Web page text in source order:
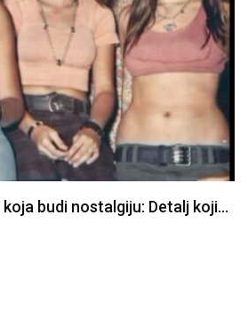
budi nostalgiju: Detalj koji…